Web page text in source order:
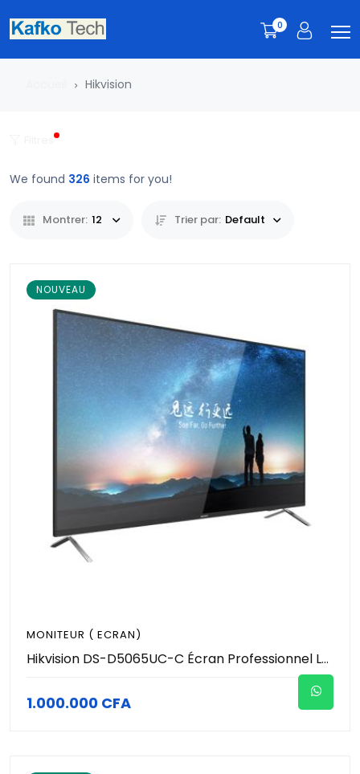
0
Hikvision
We found 326 items for you!
Montrer: 12 Trier par: Default
NOUVEAU
MONITEUR ( ECRAN)
Hikvision DS-D5065UC-C Écran Professionnel LED 65 Pouces 4K UHD pour Vidéosurveillance | Moniteur de Contrôle 24/7, HDMI, VGA, USB, Haut-Parleurs Intégrés, Angle de Vue 178°
1.000.000 CFA